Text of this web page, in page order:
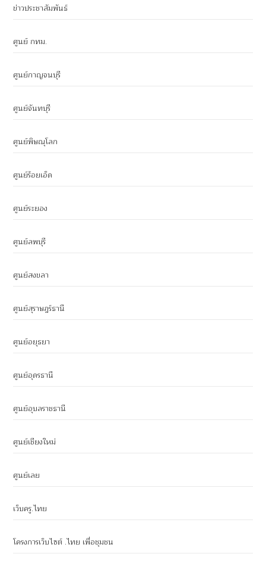
ข่าวประชาสัมพันธ์
ศูนย์ กทม.
ศูนย์กาญจนบุรี
ศูนย์จันทบุรี
ศูนย์พิษณุโลก
ศูนย์ร้อยเอ็ด
ศูนย์ระยอง
ศูนย์ลพบุรี
ศูนย์สงขลา
ศูนย์สุราษฎร์ธานี
ศูนย์อยุธยา
ศูนย์อุดรธานี
ศูนย์อุบลราชธานี
ศูนย์เชียงใหม่
ศูนย์เลย
เว็บครู.ไทย
โครงการเว็บไซต์ .ไทย เพื่อชุมชน